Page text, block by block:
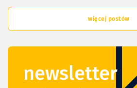
więcej postów
newsletter